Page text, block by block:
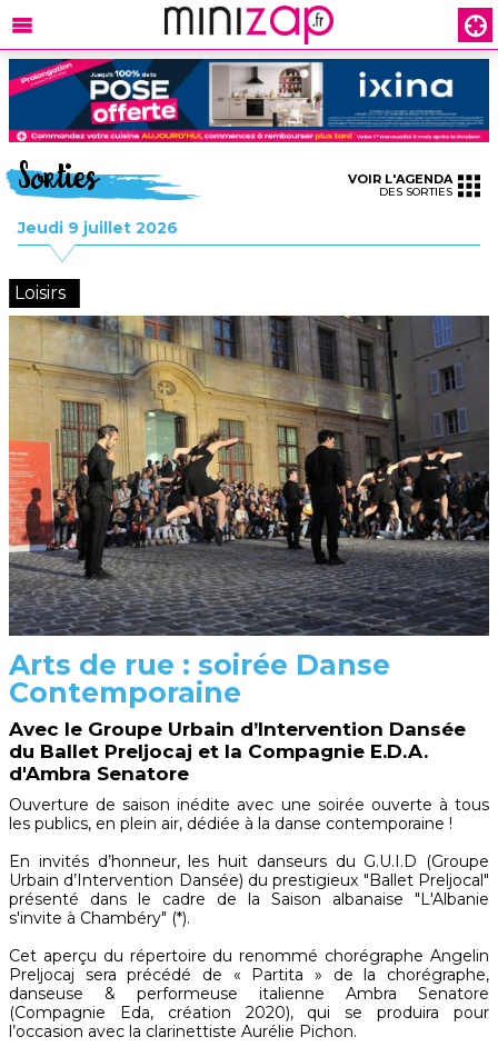
Sorties
Jeudi 9 juillet 2026
VOIR L'AGENDA
DES SORTIES
Loisirs
Arts de rue : soirée Danse
Contemporaine
Avec le Groupe Urbain d’Intervention Dansée
du Ballet Preljocaj et la Compagnie E.D.A.
d'Ambra Senatore
Ouverture de saison inédite avec une soirée ouverte à tous
les publics, en plein air, dédiée à la danse contemporaine !
En invités d’honneur, les huit danseurs du G.U.I.D (Groupe
Urbain d’Intervention Dansée) du prestigieux "Ballet Preljocal"
présenté dans le cadre de la Saison albanaise "L'Albanie
s'invite à Chambéry" (*).
Cet aperçu du répertoire du renommé chorégraphe Angelin
Preljocaj sera précédé de « Partita » de la chorégraphe,
danseuse & performeuse italienne Ambra Senatore
(Compagnie Eda, création 2020), qui se produira pour
l’occasion avec la clarinettiste Aurélie Pichon.